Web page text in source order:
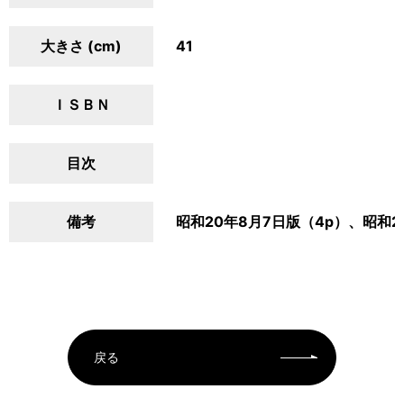
大きさ (cm) 41
ＩＳＢＮ
目次
備考 昭和20年8月7日版（4p）、昭和
戻る